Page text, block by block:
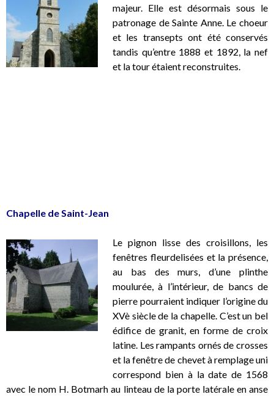
majeur. Elle est désormais sous le
patronage de Sainte Anne. Le choeur
et les transepts ont été conservés
tandis qu’entre 1888 et 1892, la nef
et la tour étaient reconstruites.
Chapelle de Saint-Jean
Le pignon lisse des croisillons, les
fenêtres fleurdelisées et la présence,
au bas des murs, d’une plinthe
moulurée, à l’intérieur, de bancs de
pierre pourraient indiquer l’origine du
XVè siècle de la chapelle. C’est un bel
édifice de granit, en forme de croix
latine. Les rampants ornés de crosses
et la fenêtre de chevet à remplage uni
correspond bien à la date de 1568
avec le nom H. Botmarh au linteau de la porte latérale en anse